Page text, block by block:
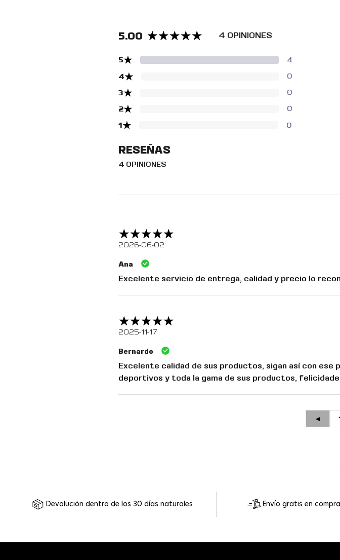
5.00 4 OPINIONES
5★ 4
4★ 0
3★ 0
2★ 0
1★ 0
RESEÑAS
4 OPINIONES
2026-06-02
Ana
Excelente servicio de entrega, calidad y precio lo
2025-11-17
Bernardo
Excelente calidad de sus productos, sigan así con
deportivos y toda la gama de sus productos,
◄ 1
Devolución dentro de los 30 días naturales Envío gratis en